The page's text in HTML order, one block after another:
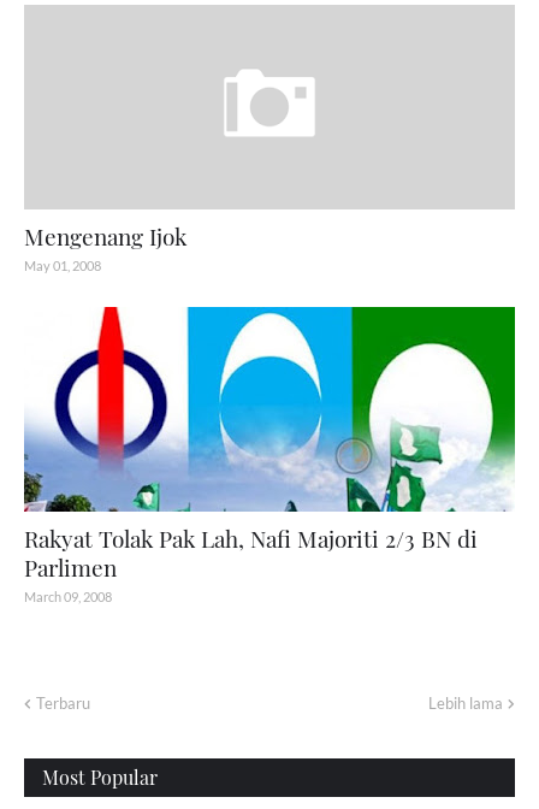
Mengenang Ijok
May 01, 2008
Rakyat Tolak Pak Lah, Nafi Majoriti 2/3 BN di
Parlimen
March 09, 2008
Terbaru Lebih lama
Most Popular